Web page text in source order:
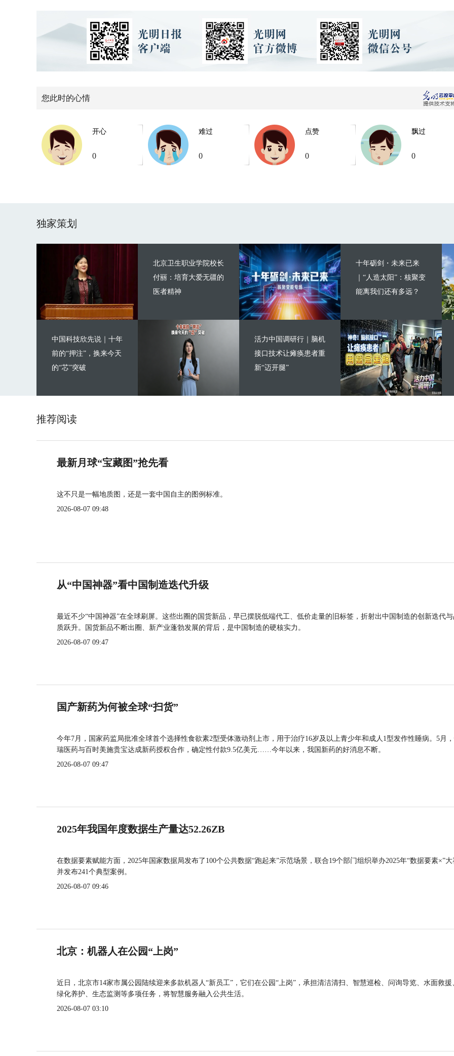
您此时的心情
开心
0
难过
0
点赞
0
飘过
0
独家策划
北京卫生职业学院校长
付丽：培育大爱无疆的
医者精神
中国科技欣先说｜十年
前的“押注”，换来今天
的“芯”突破
十年砺剑・未来已来
｜“人造太阳”：核聚变
能离我们还有多远？
活力中国调研行｜脑机
接口技术让瘫痪患者重
新“迈开腿”
推荐阅读
最新月球“宝藏图”抢先看
这不只是一幅地质图，还是一套中国自主的图例标准。
2026-08-07 09:48
从“中国神器”看中国制造迭代升级
最近不少“中国神器”在全球刷屏。这些出圈的国货新品，早已摆脱低端代工、低价走量的旧标签，折射出中国制造的创新迭代
质跃升。国货新品不断出圈、新产业蓬勃发展的背后，是中国制造的硬核实力。
2026-08-07 09:47
国产新药为何被全球“扫货”
今年7月，国家药监局批准全球首个选择性食欲素2型受体激动剂上市，用于治疗16岁及以上青少年和成人1型发作性睡病。5月
瑞医药与百时美施贵宝达成新药授权合作，确定性付款9.5亿美元……今年以来，我国新药的好消息不断。
2026-08-07 09:47
2025年我国年度数据生产量达52.26ZB
在数据要素赋能方面，2025年国家数据局发布了100个公共数据“跑起来”示范场景，联合19个部门组织举办2025年“数据要素×”大
并发布241个典型案例。
2026-08-07 09:46
北京：机器人在公园“上岗”
近日，北京市14家市属公园陆续迎来多款机器人“新员工”，它们在公园“上岗”，承担清洁清扫、智慧巡检、问询导览、水面救援
绿化养护、生态监测等多项任务，将智慧服务融入公共生活。
2026-08-07 03:10